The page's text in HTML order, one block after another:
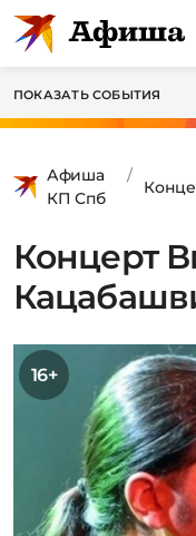
ПОКАЗАТЬ СОБЫТИЯ
Афиша
КП Спб
Концерт
16+